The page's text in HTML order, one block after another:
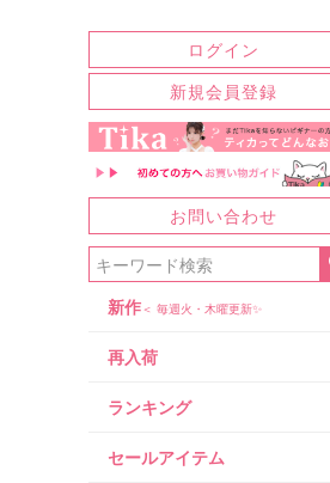
ログイン
新規会員登録
お問い合わせ
新作＜ 毎週火・木曜更新✨
再入荷
ランキング
セールアイテム